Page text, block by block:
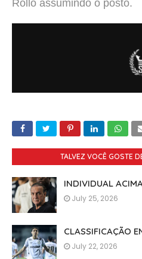
Rollo assumindo o posto.
TALVEZ VOCÊ GOSTE
INDIVIDUAL
July 25, 2026
CLASSIFICAÇÃO
July 22, 2026